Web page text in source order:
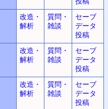
改造・
解析
質問・
雑談
セーブ
データ
投稿
改造・
解析
質問・
雑談
セーブ
データ
投稿
改造・
解析
質問・
雑談
セーブ
データ
投稿